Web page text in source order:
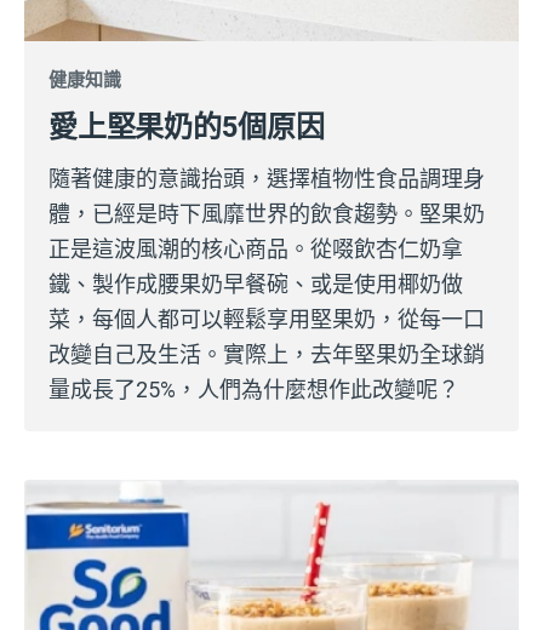
健康知識
愛上堅果奶的5個原因
隨著健康的意識抬頭，選擇植物性食品調理身
體，已經是時下風靡世界的飲食趨勢。堅果奶
正是這波風潮的核心商品。從啜飲杏仁奶拿
鐵、製作成腰果奶早餐碗、或是使用椰奶做
菜，每個人都可以輕鬆享用堅果奶，從每一口
改變自己及生活。實際上，去年堅果奶全球銷
量成長了25%，人們為什麼想作此改變呢？